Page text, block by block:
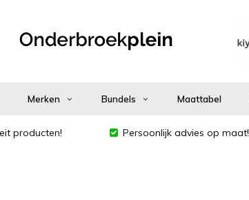
Merken Bundels Maattabel
producten! Persoonlijk advies op maat!